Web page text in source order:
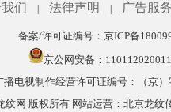
们 法律声明 广告服务
备案/许可证编号： 京ICP备
京公网安备：
播电视制作经营许可证编号：（京
纹网 版权所有 网站运营：北京龙纹